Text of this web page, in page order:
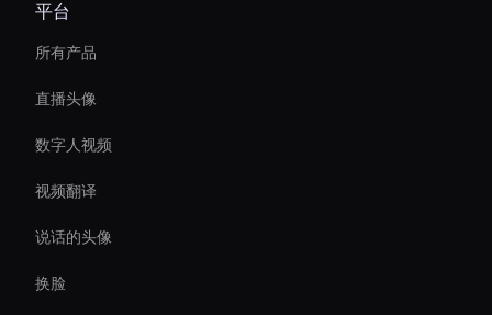
平台
所有产品
直播头像
数字人视频
视频翻译
说话的头像
换脸